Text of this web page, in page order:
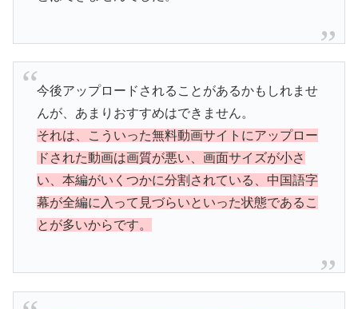
今後アップロードされることがあるかもしれませ
んが、あまりおすすめはできません。
それは、こういった無料動画サイトにアップロー
ドされた動画は画質が悪い、画面サイズが小さ
い、本編がいくつかに分割されている、中国語字
幕が全編に入って見づらいといった状態であるこ
とが多いからです。